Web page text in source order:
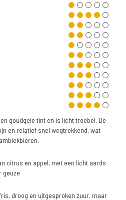
goudgele tint en is licht troebel. De
en relatief snel wegtrekkend, wat
citrus en appel, met een licht aards
geuze
droog en uitgesproken zuur, maar